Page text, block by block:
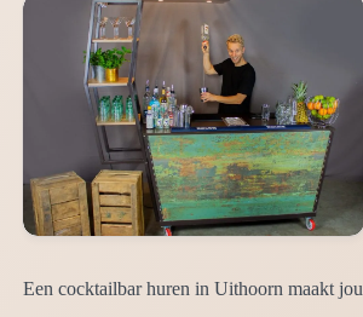
Een cocktailbar huren in Uithoorn maakt